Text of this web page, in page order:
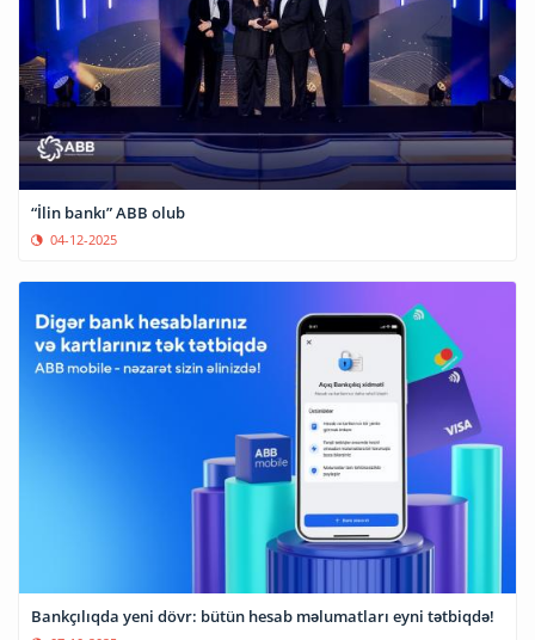
“İlin bankı” ABB olub
04-12-2025
Bankçılıqda yeni dövr: bütün hesab məlumatları eyni tətbiqdə!